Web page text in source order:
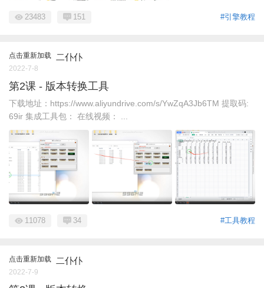
#引擎教程
23483 151
点击重新加载 二仆仆
2022-7-8
第2课 - 版本转换工具
下载地址：https://www.aliyundrive.com/s/YwZqA3Jb6TM 提取码:
69ir 集成工具包： 在线视频： ...
#工具教程
11078 34
点击重新加载 二仆仆
2022-7-9